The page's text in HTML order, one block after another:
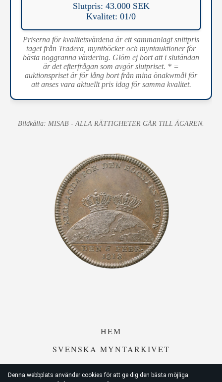
Denna webbplats använder cookies för att ge dig den bästa möjliga
Slutpris: 43.000 SEK
Kvalitet: 01/0
Priserna för kvalitetsvärdena är ett sammanlagt snittpris
taget från Tradera, myntböcker och myntauktioner för
bästa noggranna värdering. Glöm ej bort att i slutändan
är det efterfrågan som avgör slutpriset. * =
auktionspriset är för lång bort från mina önakwmål för
att anses vara aktuellt pris idag för samma kvalitet.
Bildkälla: MISAB - ALLA RÄTTIGHETER GÅR TILL ÄGAREN.
HEM
SVENSKA MYNTARKIVET
SWEMYNTHANDELN